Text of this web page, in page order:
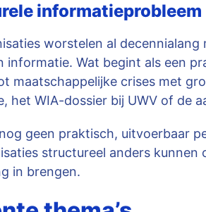
informatieprobleem
worstelen al
informatie. Wat begint als een
maatschappelijke crises met
het WIA-dossier bij UWV of de
geen praktisch, uitvoerbaar
structureel anders
in brengen.